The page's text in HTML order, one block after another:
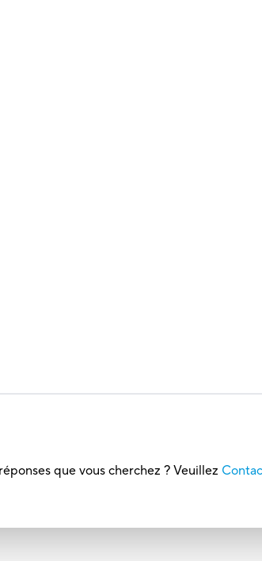
que vous cherchez ? Veuillez